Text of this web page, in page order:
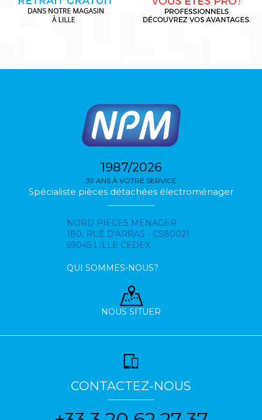
1987/2026
39 ANS À VOTRE SERVICE
Spécialiste pièces détachées électroménager
NORD PIECES MENAGER
180, RUE D'ARRAS - CS80021
59045 LILLE CEDEX
QUI SOMMES-NOUS?
NOUS SITUER
CONTACTEZ-NOUS